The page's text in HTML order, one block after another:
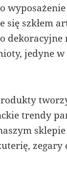
się szkłem
jedyne
trendy
zegary